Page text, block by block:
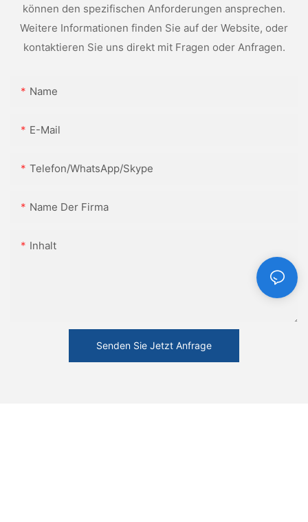
können den spezifischen Anforderungen ansprechen.
Weitere Informationen finden Sie auf der Website, oder
kontaktieren Sie uns direkt mit Fragen oder Anfragen.
Name
E-Mail
Telefon/WhatsApp/Skype
Name Der Firma
Inhalt
Senden Sie Jetzt Anfrage